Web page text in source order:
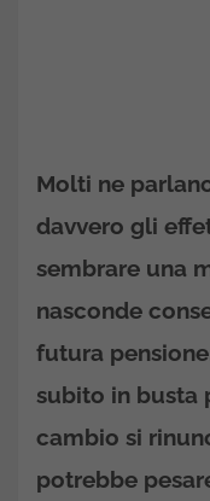
Molti ne
davvero gli
sembrare una
nasconde
futura
subito in busta
cambio si
potrebbe